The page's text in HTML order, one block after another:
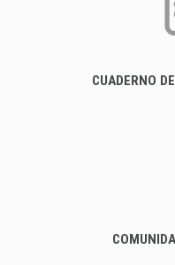
CUADERNO